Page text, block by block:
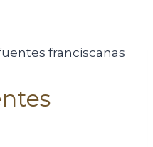
franciscanas